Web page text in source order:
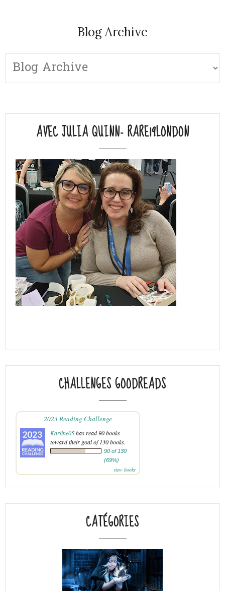
Blog Archive
AVEC JULIA QUINN- RARE19LONDON
CHALLENGES GOODREADS
2023 Reading Challenge
Karline05has read 90 books
toward their goal of 130 books.
90 of 130
(69%)
view books
CATÉGORIES